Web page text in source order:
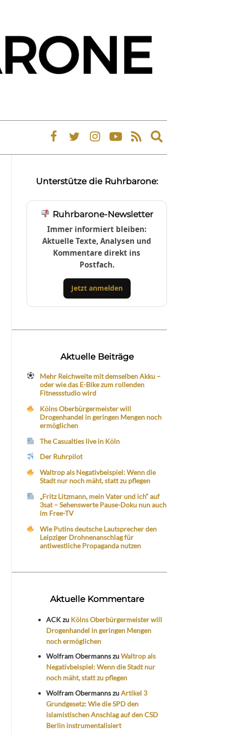
Expand
search
Unterstütze die Ruhrbarone:
Ruhrbarone-Newsletter
Immer informiert bleiben:
Aktuelle Texte, Analysen und
Kommentare direkt ins
Postfach.
Jetzt anmelden
Aktuelle Beiträge
Mehr Reichweite mit demselben Akku –
oder wie das E-Bike zum rollenden
Fitnessstudio wird
Kölns Oberbürgermeister will
Drogenhandel in geringen Mengen noch
ermöglichen
The Casualties live in Köln
Der Ruhrpilot
Waltrop als Negativbeispiel: Wenn die
Stadt nur noch mäht, statt zu pflegen
„Fritz Litzmann, mein Vater und ich“ auf
3sat – Sehenswerte Pause-Doku nun auch
im Free-TV
Wie Putins deutsche Lautsprecher den
Leipziger Drohnenanschlag für
antiwestliche Propaganda nutzen
Aktuelle Kommentare
ACKzu Kölns Oberbürgermeister will
Drogenhandel in geringen Mengen
noch ermöglichen
Wolfram ObermannszuWaltrop als
Negativbeispiel: Wenn die Stadt nur
noch mäht, statt zu pflegen
Wolfram ObermannszuArtikel 3
Grundgesetz: Wie die SPD den
islamistischen Anschlag auf den CSD
Berlin instrumentalisiert